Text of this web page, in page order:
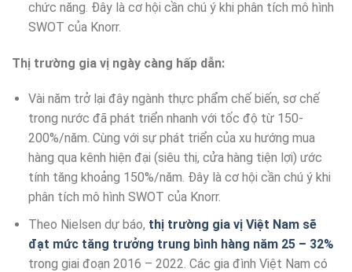
chức năng. Đây là cơ hội cần chú ý khi phân tích mô hình
SWOT của Knorr.
Thị trường gia vị ngày càng hấp dẫn:
Vài năm trở lại đây ngành thực phẩm chế biến, sơ chế
trong nước đã phát triển nhanh với tốc độ từ 150-
200%/năm. Cùng với sự phát triển của xu hướng mua
hàng qua kênh hiện đại (siêu thị, cửa hàng tiện lợi) ước
tính tăng khoảng 150%/năm. Đây là cơ hội cần chú ý khi
phân tích mô hình SWOT của Knorr.
Theo Nielsen dự báo, thị trường gia vị Việt Nam sẽ
đạt mức tăng trưởng trung bình hàng năm 25 – 32%
trong giai đoạn 2016 – 2022. Các gia đình Việt Nam có